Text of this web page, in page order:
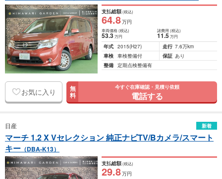
支払総額(税込)
64.8万円
車両価格(税込)
53.3万円
諸費用 (税込)
11.5 万円
年式 2015(H27) 走行 7.6万km
車検 車検整備付 保証 あり
整備 定期点検整備有
お気に入り 無
料
今すぐ在庫確認・見積り依頼
電話する
日産 新着
マーチ 1.2 X Vセレクション 純正ナビTV/Bカメラ/スマート
キー （DBA-K13）
支払総額(税込)
29.8万円